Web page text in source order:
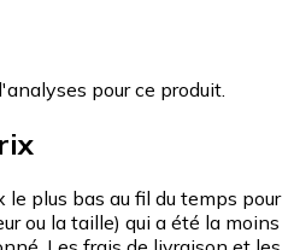
pour ce produit.
plus bas au fil du temps pour
ou la taille) qui a été la moins